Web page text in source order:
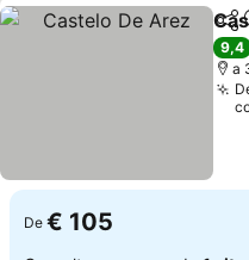
9,4
a
De € 105